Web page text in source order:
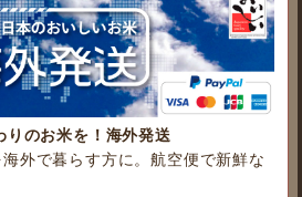
りのお米を！海外発送
外で暮らす方に。航空便で新鮮な